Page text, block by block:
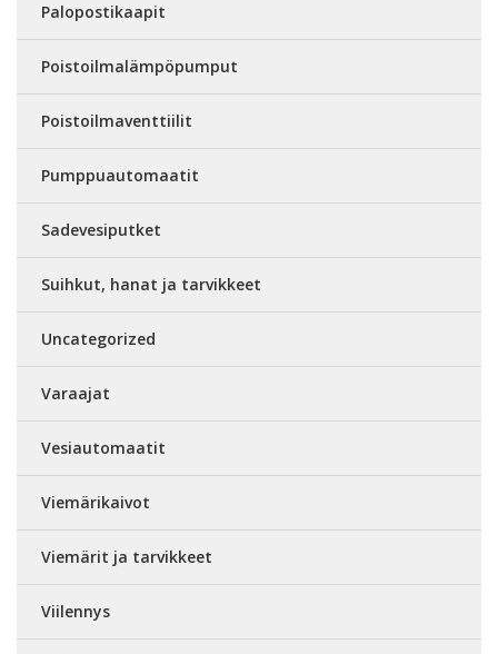
Palopostikaapit
Poistoilmalämpöpumput
Poistoilmaventtiilit
Pumppuautomaatit
Sadevesiputket
Suihkut, hanat ja tarvikkeet
Uncategorized
Varaajat
Vesiautomaatit
Viemärikaivot
Viemärit ja tarvikkeet
Viilennys